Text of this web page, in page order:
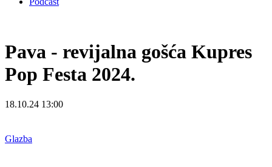
Pava - revijalna gošća Kupres
Pop Festa 2024.
18.10.24 13:00
Glazba